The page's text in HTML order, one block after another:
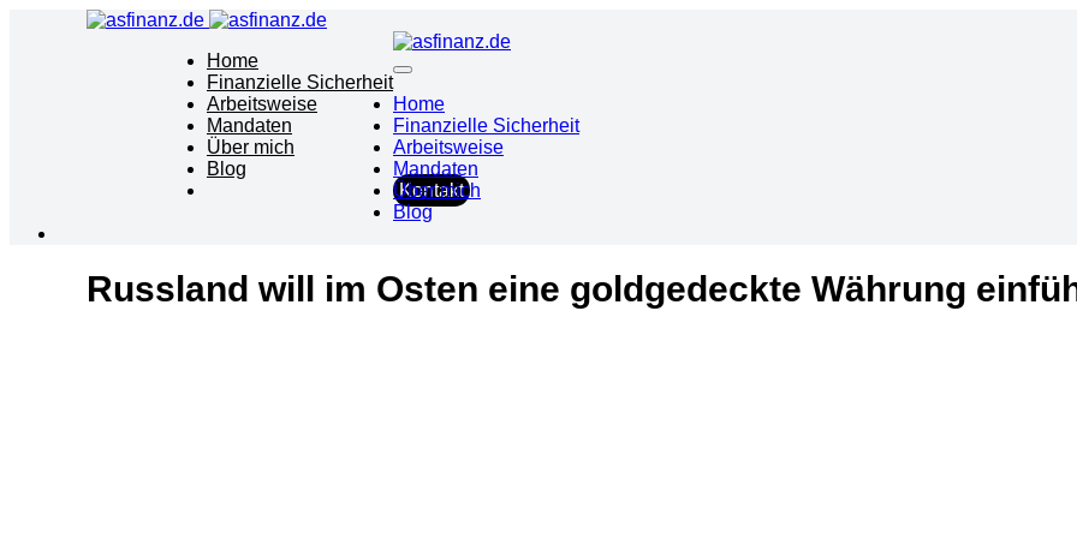
Home
Finanzielle Sicherheit
Arbeitsweise
Mandaten
Über mich
Blog
Kontakt
Home
Finanzielle Sicherheit
Arbeitsweise
Mandaten
Über mich
Blog
Russland will im Osten eine goldgedeckte Währung